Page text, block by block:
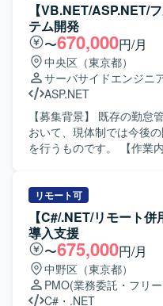
【VB.NET/ASP.NET/
テム開発
〜670,000円/月
中央区（東京都）
サーバサイドエンジニ
ASP.NET
【募集背景】 既存の勤怠
おいて、現体制では今後
を行うものです。 【作業内容】 勤怠管理システムの機能追
を用いたWebアプリケー
データベース連携やクエ
既存機能の仕様把握や改
も行っていただきます。 【求める人物像】 開発メンバーや
関係者と能動的にコミュ
課題を発見し改善提案が
システムの仕様をキャッ
リモート可
【C#/.NET/リモート
導入支援
〜675,000円/月
中野区（東京都）
PMO(業務委託・フリ
C# ・ .NET